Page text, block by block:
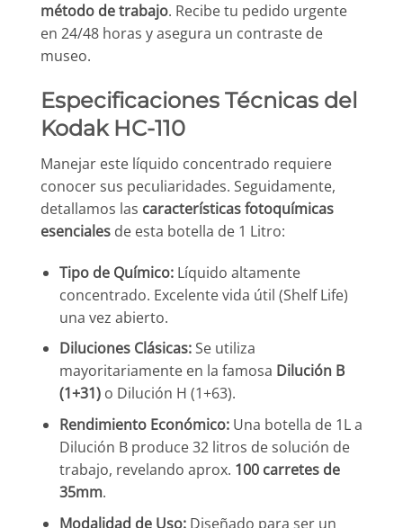
método de trabajo. Recibe tu pedido urgente
en 24/48 horas y asegura un contraste de
museo.
Especificaciones Técnicas del
Kodak HC-110
Manejar este líquido concentrado requiere
conocer sus peculiaridades. Seguidamente,
detallamos las características fotoquímicas
esenciales de esta botella de 1 Litro:
Tipo de Químico:Líquido altamente
concentrado. Excelente vida útil (Shelf Life)
una vez abierto.
Diluciones Clásicas:Se utiliza
mayoritariamente en la famosa Dilución B
(1+31)o Dilución H (1+63).
Rendimiento Económico:Una botella de 1L a
Dilución B produce 32 litros de solución de
trabajo, revelando aprox. 100 carretes de
35mm.
Modalidad de Uso:Diseñado para ser un